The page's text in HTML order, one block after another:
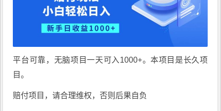
平台可靠，无脑项目一天可入1000+。本项目是长久项
目。
赔付项目，请合理维权，否则后果自负